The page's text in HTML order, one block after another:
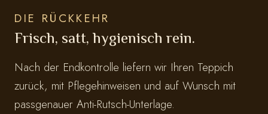
DIE RÜCKKEHR
Frisch, satt, hygienisch rein.
Nach der Endkontrolle liefern wir Ihren Teppich
zurück, mit Pflegehinweisen und auf Wunsch mit
passgenauer Anti-Rutsch-Unterlage.